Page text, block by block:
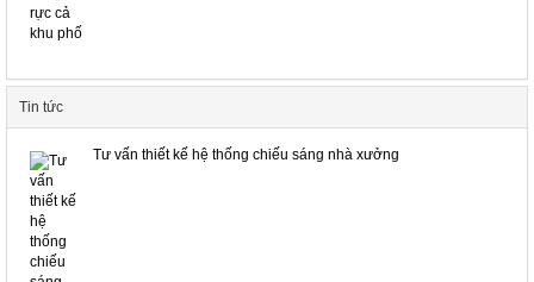
Tin tức
Tư vấn thiết kế hệ thống chiếu sáng nhà xưởng